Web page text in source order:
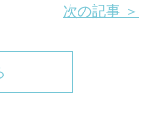
次の記事 ＞